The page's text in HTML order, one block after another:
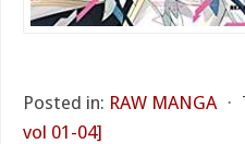
Posted in: RAW MANGA ⋅
vol 01-04]